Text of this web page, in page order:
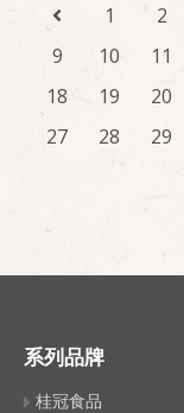
1 2
9
10 11
18
19 20
27
28 29
系列品牌
桂冠食品